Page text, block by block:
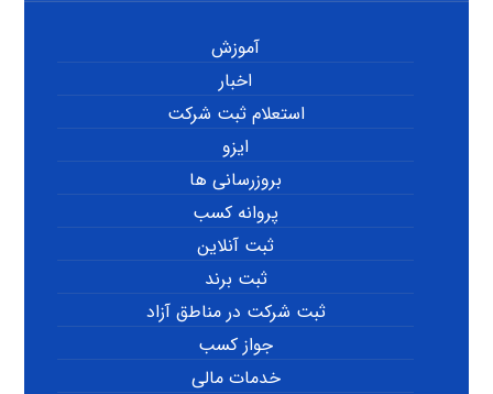
آموزش
اخبار
استعلام ثبت شرکت
ایزو
بروزرسانی ها
پروانه کسب
ثبت آنلاین
ثبت برند
ثبت شرکت در مناطق آزاد
جواز کسب
خدمات مالی